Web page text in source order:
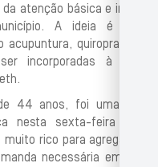
atenção básica e iniciar
A ideia é que,
quiropraxia e
incorporadas à rede
44 anos, foi uma das
nesta sexta-feira (15).
rico para agregar ao
necessária em sua